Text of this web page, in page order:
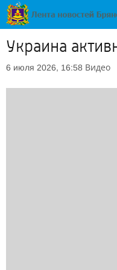
Украина
6 июля 2026, 16:58 Видео